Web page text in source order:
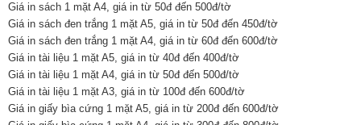
Giá in sách 1 mặt A4, giá in từ 50đ đến 500đ/tờ
Giá in sách đen trắng 1 mặt A5, giá in từ 50đ đến 450đ/tờ
Giá in sách đen trắng 1 mặt A4, giá in từ 60đ đến 600đ/tờ
Giá in tài liệu 1 mặt A5, giá in từ 40đ đến 400đ/tờ
Giá in tài liệu 1 mặt A4, giá in từ 50đ đến 500đ/tờ
Giá in tài liệu 1 mặt A3, giá in từ 100đ đến 600đ/tờ
Giá in giấy bìa cứng 1 mặt A5, giá in từ 200đ đến 600đ/tờ